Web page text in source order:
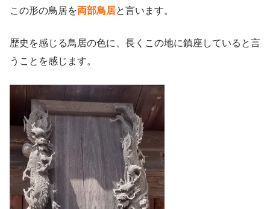
この形の鳥居を両部鳥居と言います。
歴史を感じる鳥居の色に、長くこの地に鎮座していると言
うことを感じます。